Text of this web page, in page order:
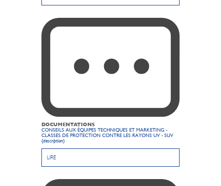
DOCUMENTATIONS
CONSEILS AUX ÉQUIPES TECHNIQUES ET MARKETING -
CLASSES DE PROTECTION CONTRE LES RAYONS UV - SUV
{description}
LIRE